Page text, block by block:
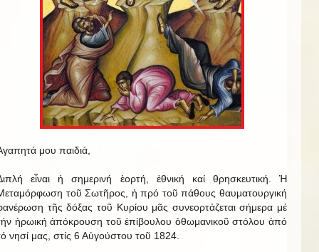
μου παιδιά,
εἶναι ἡ σημερινή ἑορτή, ἐθνική καί θρησκευτική. Ἡ
τοῦ Σωτῆρος, ἡ πρό τοῦ πάθους θαυματουργική
τῆς δόξας τοῦ Κυρίου μᾶς συνεορτάζεται σήμερα μέ
ἡρωική ἀπόκρουση τοῦ ἐπίβουλου ὀθωμανικοῦ στόλου ἀπό
νησί μας, στίς 6 Αὐγούστου τοῦ 1824.